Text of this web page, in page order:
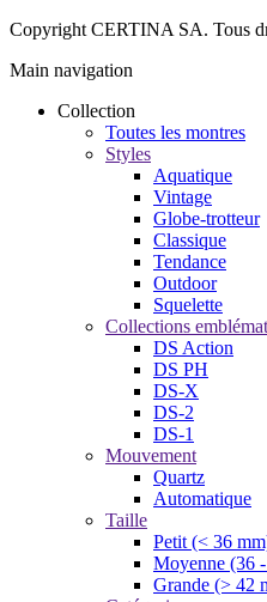
Copyright CERTINA SA. Tous
Main navigation
Collection
Toutes les montres
Styles
Aquatique
Vintage
Globe-trotteur
Classique
Tendance
Outdoor
Squelette
Collections
DS Action
DS PH
DS-X
DS-2
DS-1
Mouvement
Quartz
Automatique
Taille
Petit (< 36
Moyenne (36
Grande (> 42